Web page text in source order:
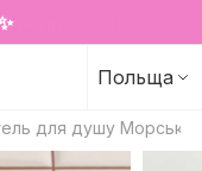
простору
в наявності
Польща
для душу Морська